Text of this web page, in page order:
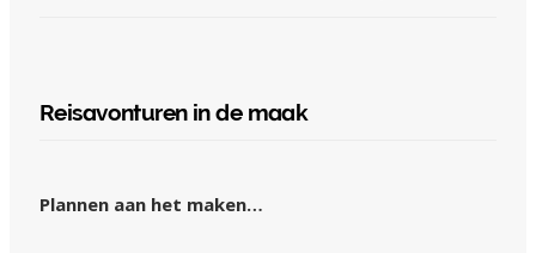
Reisavonturen in de maak
Plannen aan het maken…